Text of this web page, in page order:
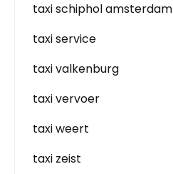
taxi schiphol amsterdam
taxi service
taxi valkenburg
taxi vervoer
taxi weert
taxi zeist